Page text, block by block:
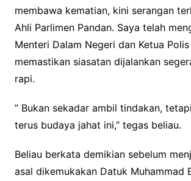
membawa kematian, kini serangan
Ahli Parlimen Pandan. Saya telah
Menteri Dalam Negeri dan Ketua
memastikan siasatan dijalankan
rapi.
” Bukan sekadar ambil tindakan,
terus budaya jahat ini,” tegas beliau.
Beliau berkata demikian sebelum
asal dikemukakan Datuk Muhammad